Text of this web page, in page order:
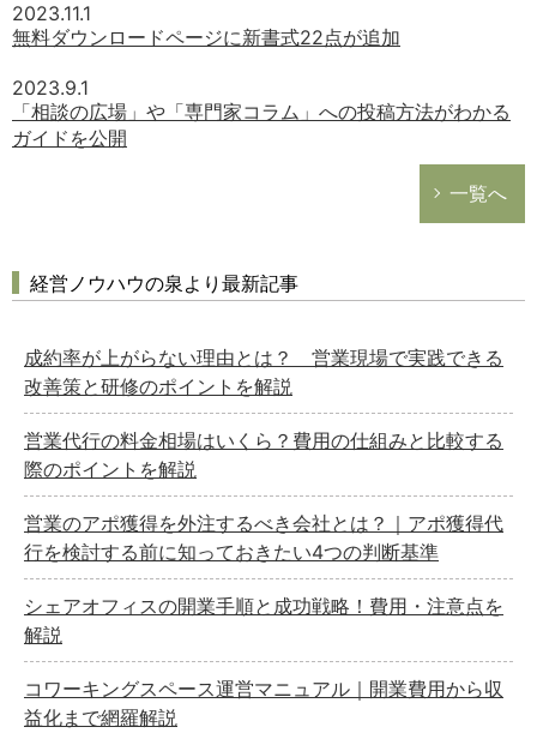
2023.11.1
無料ダウンロードページに新書式22点が追加
2023.9.1
「相談の広場」や「専門家コラム」への投稿方法がわかる
ガイドを公開
一覧へ
経営ノウハウの泉より最新記事
成約率が上がらない理由とは？ 営業現場で実践できる
改善策と研修のポイントを解説
営業代行の料金相場はいくら？費用の仕組みと比較する
際のポイントを解説
営業のアポ獲得を外注するべき会社とは？｜アポ獲得代
行を検討する前に知っておきたい4つの判断基準
シェアオフィスの開業手順と成功戦略！費用・注意点を
解説
コワーキングスペース運営マニュアル｜開業費用から収
益化まで網羅解説